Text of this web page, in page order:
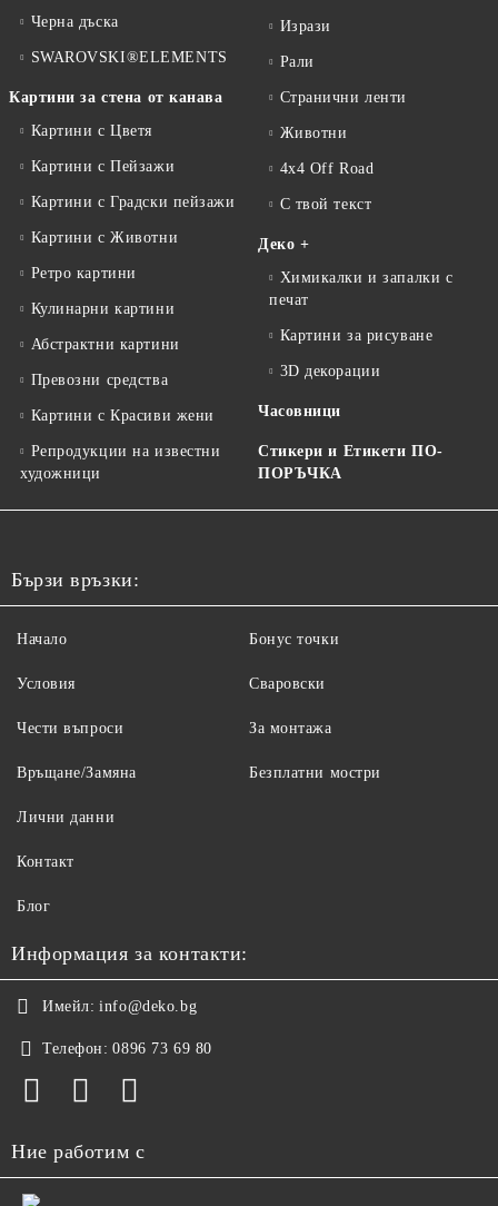
Черна дъска
SWAROVSKI®ELEMENTS
Картини за стена от канава
Картини с Цветя
Картини с Пейзажи
Картини с Градски пейзажи
Картини с Животни
Ретро картини
Кулинарни картини
Абстрактни картини
Превозни средства
Картини с Красиви жени
Репродукции на известни
художници
Изрази
Рали
Странични ленти
Животни
4x4 Off Road
С твой текст
Деко +
Химикалки и запалки с
печат
Картини за рисуване
3D декорации
Часовници
Стикери и Етикети ПО-
ПОРЪЧКА
Бързи връзки:
Начало
Условия
Чести въпроси
Връщане/Замяна
Бонус точки
Сваровски
За монтажа
Безплатни мостри
Лични данни
Контакт
Блог
Информация за контакти:
Имейл: info@deko.bg
Телефон: 0896 73 69 80
Ние работим с